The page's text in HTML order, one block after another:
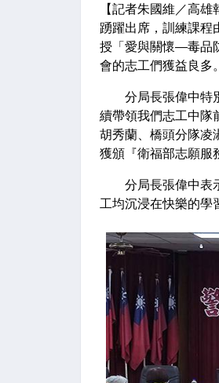
【記者朱國維／高
踴躍出席，訓練課程
授「愛與關懷—毒品
會的志工們獲益良多。
分局長張偉中特別
續帶領我們志工中隊
胡秀蘭、橋頭分隊凌
獲頒『衛福部志願服
分局長張偉中表示
工均沉浸在快樂的學